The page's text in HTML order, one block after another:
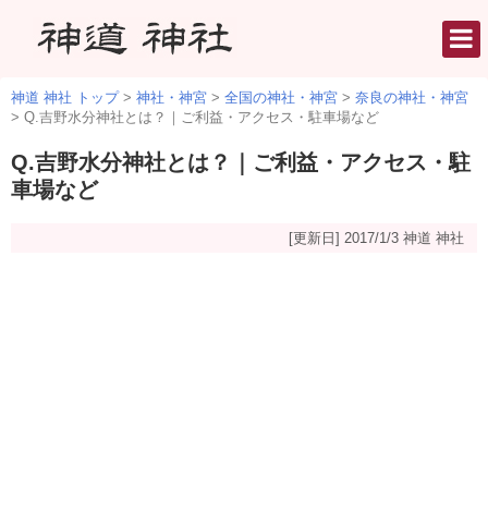
神道 神社 トップ> 神社・神宮 > 全国の神社・神宮 > 奈良の神社・神宮
> Q.吉野水分神社とは？｜ご利益・アクセス・駐車場など
Q.吉野水分神社とは？｜ご利益・アクセス・駐
車場など
[更新日] 2017/1/3 神道 神社